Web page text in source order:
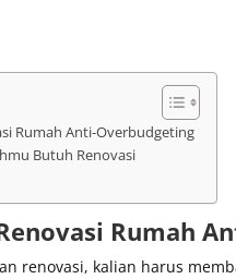
Rumah Anti-Overbudgeting
Butuh Renovasi
Rumah
renovasi, kalian harus